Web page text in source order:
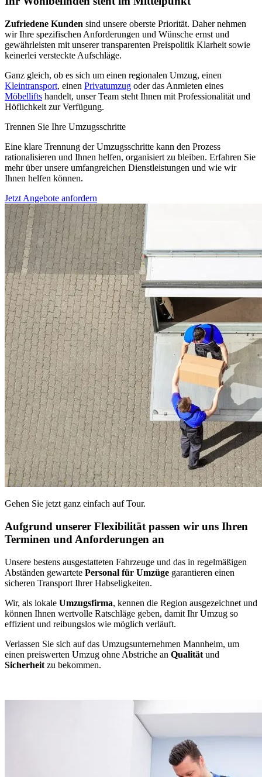
Zufriedene Kunden sind unsere oberste Priorität. Daher nehmen
wir Ihre spezifischen Anforderungen und Wünsche ernst und
gewährleisten mit unserer transparenten Preispolitik Klarheit sowie
keinerlei versteckte Aufschläge.
Ganz gleich, ob es sich um einen regionalen Umzug, einen
Kleintransport, einen Privatumzug oder das Anmieten eines
Möbellifts handelt, unser Team steht Ihnen mit Professionalität und
Höflichkeit zur Verfügung.
Trennen Sie Ihre Umzugsschritte
Eine klare Trennung der Umzugsschritte kann den Prozess
rationalisieren und Ihnen helfen, organisiert zu bleiben. Erfahren Sie
mehr über unsere umfangreichen Dienstleistungen und wie wir
Ihnen helfen können.
Jetzt Angebote anfordern
Gehen Sie jetzt ganz einfach auf Tour.
Aufgrund unserer Flexibilität passen wir uns Ihren
Terminen und Anforderungen an
Unsere bestens ausgestatteten Fahrzeuge und das in regelmäßigen
Abständen gewartete Personal für Umzüge garantieren einen
sicheren Transport Ihrer Habseligkeiten.
Wir, als lokale Umzugsfirma, kennen die Region ausgezeichnet und
können Ihnen wertvolle Ratschläge geben, damit Ihr Umzug so
effizient und reibungslos wie möglich verläuft.
Verlassen Sie sich auf das Umzugsunternehmen Mannheim, um
einen preiswerten Umzug ohne Abstriche an Qualität und
Sicherheit zu bekommen.